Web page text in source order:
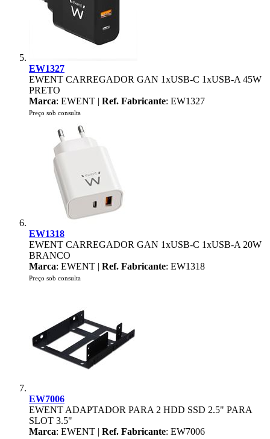
EW1327
EWENT CARREGADOR GAN 1xUSB-C 1xUSB-A 45W
PRETO
Marca: EWENT | Ref. Fabricante: EW1327
Preço sob consulta
EW1318
EWENT CARREGADOR GAN 1xUSB-C 1xUSB-A 20W
BRANCO
Marca: EWENT | Ref. Fabricante: EW1318
Preço sob consulta
EW7006
EWENT ADAPTADOR PARA 2 HDD SSD 2.5" PARA
SLOT 3.5"
Marca: EWENT | Ref. Fabricante: EW7006